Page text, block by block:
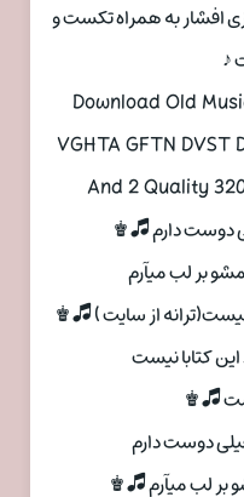
افشار به همراه تکست و
♪
Download Old
VGHTA GFTN DVST
And 2 Quality
دوست دارم 🎜♚
بر لب میآرم
از سایت ) 🎜♚
کتابا نیست
🎜♚
دوست دارم
بر لب میآرم 🎜♚